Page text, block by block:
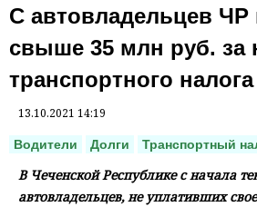
С автовладельцев ЧР
свыше 35 млн руб. за
транспортного налога
13.10.2021 14:19
Водители Долги Транспортный
В Чеченской Республике с начала
автовладельцев, не уплативших